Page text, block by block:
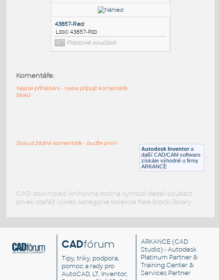
43857-LtBluishGray:
Lego 43857-LtBluishGray
IPT Plastové součásti
Lego 43857-Blue
Lego 43857-Red
Autodesk Inventor a
další CAD/CAM software
získáte výhodně u firmy
ARKANCE
Komentáře:
Nejste přihlášeni - nelze připojit komentáře
bloků
Dosud žádné komentáře - buďte první
CAD download: knihovna rodina symbol detail součást
prvek stafáž výkres kategorie kolekce free block library
CADfórum
Tipy, triky, podpora,
pomoc a rady pro
AutoCAD, LT, Inventor,
ARKANCE (CAD
Studio) - Autodesk
Platinum Partner &
Training Center &
Services Partner